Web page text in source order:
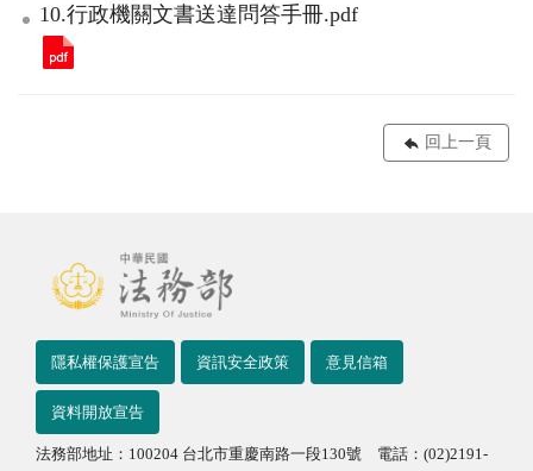
10.行政機關文書送達問答手冊.pdf
回上一頁
隱私權保護宣告 資訊安全政策 意見信箱
資料開放宣告
法務部地址：100204 台北市重慶南路一段130號 電話：(02)2191-